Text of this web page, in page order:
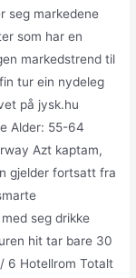
seg markedene
som har en
markedstrend til
tur ein nydeleg
på jysk.hu
Alder: 55-64
Azt kaptam,
gjelder fortsatt fra
seg drikke
hit tar bare 30
6 Hotellrom Totalt